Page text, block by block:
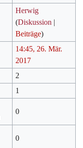
Herwig
(Diskussion |
Beiträge)
14:45, 26. Mär.
2017
2
1
0
0